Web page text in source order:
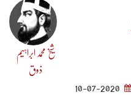
شیخ محمد ابراہیم
ذوق
10-07-2020